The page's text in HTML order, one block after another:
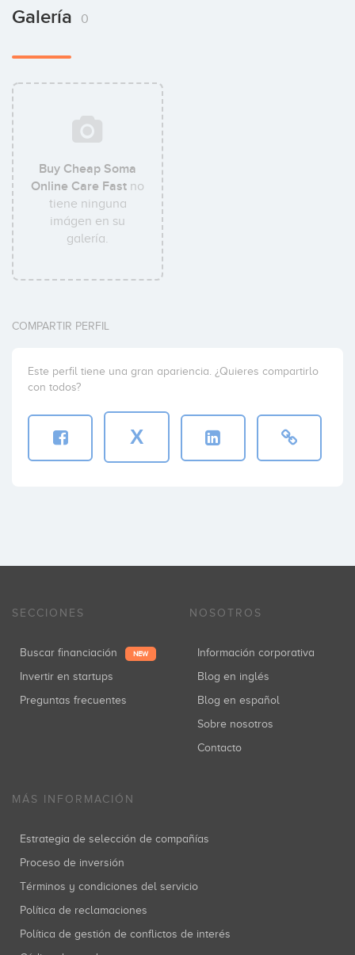
Galería 0
Buy Cheap Soma
Online Care Fast no
tiene ninguna
imágen en su
galería.
COMPARTIR PERFIL
Este perfil tiene una gran apariencia. ¿Quieres compartirlo
con todos?
X
SECCIONES
Buscar financiación NEW
Invertir en startups
Preguntas frecuentes
NOSOTROS
Información corporativa
Blog en inglés
Blog en español
Sobre nosotros
Contacto
MÁS INFORMACIÓN
Estrategia de selección de compañías
Proceso de inversión
Términos y condiciones del servicio
Política de reclamaciones
Política de gestión de conflictos de interés